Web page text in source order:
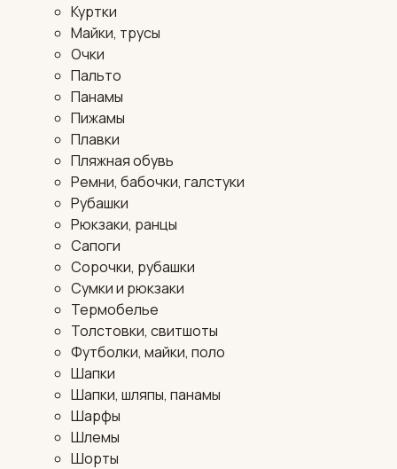
Куртки
Майки, трусы
Очки
Пальто
Панамы
Пижамы
Плавки
Пляжная обувь
Ремни, бабочки, галстуки
Рубашки
Рюкзаки, ранцы
Сапоги
Сорочки, рубашки
Сумки и рюкзаки
Термобелье
Толстовки, свитшоты
Футболки, майки, поло
Шапки
Шапки, шляпы, панамы
Шарфы
Шлемы
Шорты